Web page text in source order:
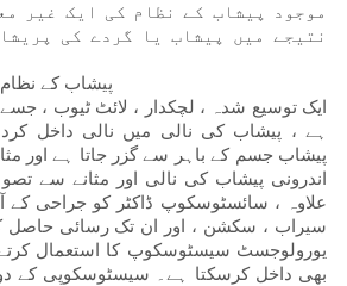
موجود پیشاب کے نظام کی ایک غیر
نتیجے میں پیشاب یا گردے کی
6. پیشاب کے
ایک توسیع شدہ ، لچکدار ، لائٹ ٹیوب ،
ہے ، پیشاب کی نالی میں نالی داخل
پیشاب جسم کے باہر سے گزر جاتا ہے اور
اندرونی پیشاب کی نالی اور مثانے سے
علاوہ ، سائسٹوسکوپ ڈاکٹر کو جراحی کے
سیراب ، سکشن ، اور ان تک رسائی حاصل
یورولوجسٹ سیسٹوسکوپ کا استعمال کرتے
بھی داخل کرسکتا ہے۔ سیسٹوسکوپی کے